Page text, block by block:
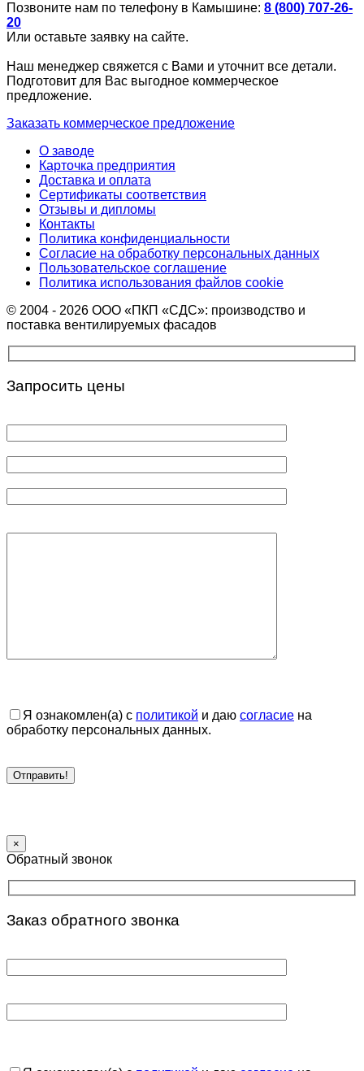
Позвоните нам по телефону в Камышине: 8 (800) 707-26-
20
Или оставьте заявку на сайте.
Наш менеджер свяжется с Вами и уточнит все детали.
Подготовит для Вас выгодное коммерческое
предложение.
Заказать коммерческое предложение
О заводе
Карточка предприятия
Доставка и оплата
Сертификаты соответствия
Отзывы и дипломы
Контакты
Политика конфиденциальности
Согласие на обработку персональных данных
Пользовательское соглашение
Политика использования файлов cookie
© 2004 - 2026 ООО «ПКП «СДС»: производство и
поставка вентилируемых фасадов
Запросить цены
Я ознакомлен(а) с политикой и даю согласие на
обработку персональных данных.
×
Обратный звонок
Заказ обратного звонка